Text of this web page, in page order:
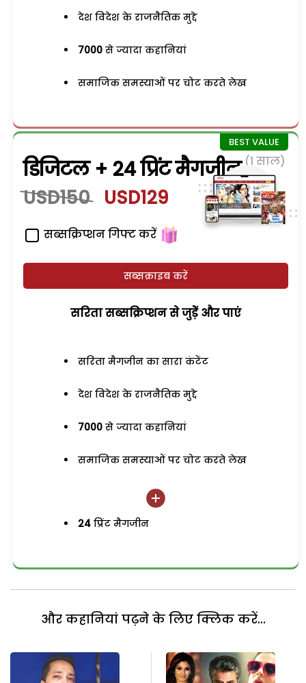
देश विदेश के राजनैतिक मुद्दे
7000 से ज्यादा कहानियां
समाजिक समस्याओं पर चोट करते लेख
डिजिटल + 24 प्रिंट मैगजीन (1 साल)
USD150 USD129
सब्सक्रिप्शन गिफ्ट करें
सब्सक्राइब करें
सरिता सब्सक्रिप्शन से जुड़ेें और पाएं
सरिता मैगजीन का सारा कंटेंट
देश विदेश के राजनैतिक मुद्दे
7000 से ज्यादा कहानियां
समाजिक समस्याओं पर चोट करते लेख
24 प्रिंट मैगजीन
और कहानियां पढ़ने के लिए क्लिक करें...